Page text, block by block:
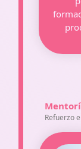
Refuerzo